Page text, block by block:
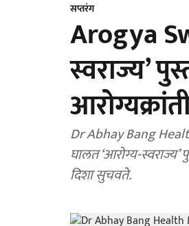
सप्तरंग
Arogya
स्वराज्य’
Dr Abhay Bang
घालत ‘आरोग्य-स्वराज्य’
दिशा सुचवते.